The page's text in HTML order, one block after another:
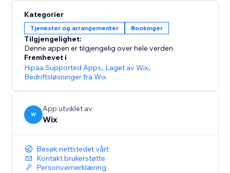
kommende økter og planer som er i ferd med å
utløpe
- Få en tilpasset mobilapp: La kunder booke og
betale for tjenester på farten, chatte med andre
medlemmer og holde seg oppdaterte
- Spor din ytelse: Få detaljert analyse av økonomien,
personalets ytelse og kundedeltakelse
- Administrer på mobil: Administrer kalenderen din,
bookinger, kunder og salg med Wix-mobilappen
Kategorier
Tjenester og arrangementer Bookinger
Tilgjengelighet:
Denne appen er tilgjengelig over hele verden.
Fremhevet i
Hipaa Supported Apps, Laget av Wix,
Bedriftsløsninger fra Wix
W
App utviklet av
Wix
Besøk nettstedet vårt
Kontakt brukerstøtte
Personvernerklæring